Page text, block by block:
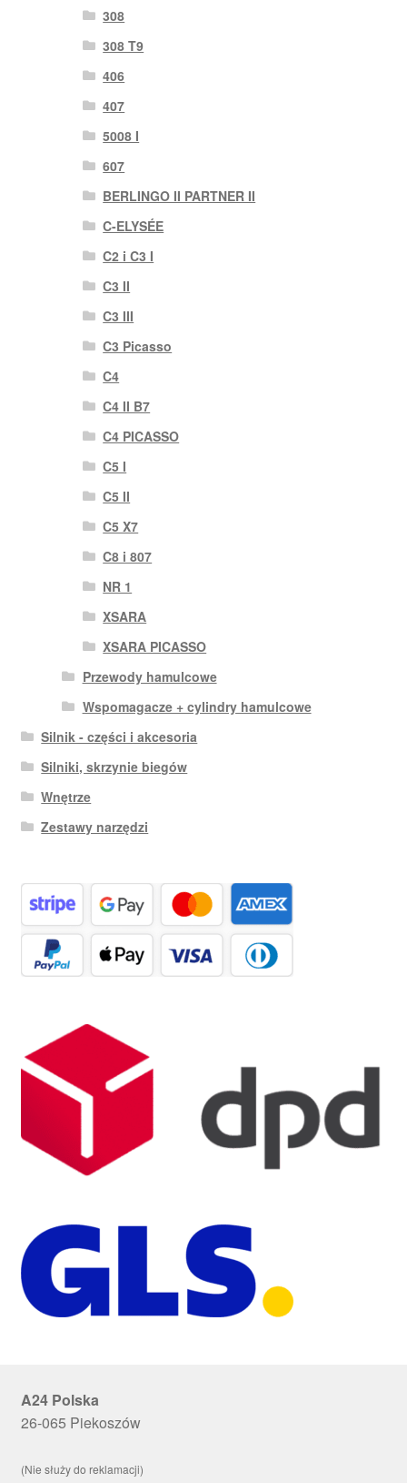
308
308 T9
406
407
5008 I
607
BERLINGO II PARTNER II
C-ELYSÉE
C2 i C3 I
C3 II
C3 III
C3 Picasso
C4
C4 II B7
C4 PICASSO
C5 I
C5 II
C5 X7
C8 i 807
NR 1
XSARA
XSARA PICASSO
Przewody hamulcowe
Wspomagacze + cylindry hamulcowe
Silnik - części i akcesoria
Silniki, skrzynie biegów
Wnętrze
Zestawy narzędzi
A24 Polska
26-065 Piekoszów
(Nie służy do reklamacji)